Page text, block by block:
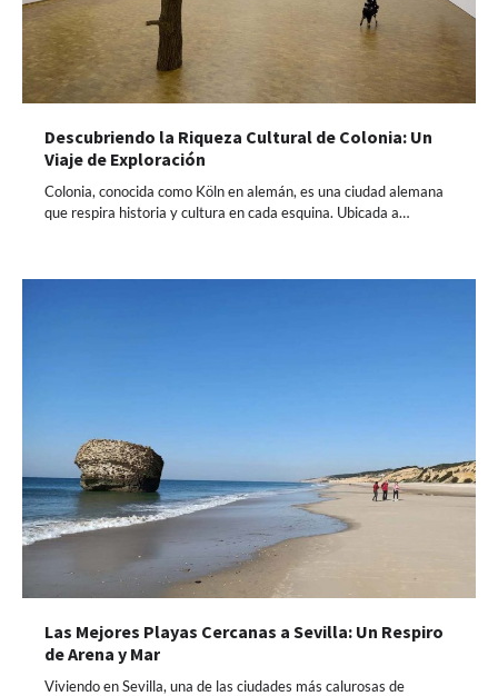
Descubriendo la Riqueza Cultural de Colonia: Un
Viaje de Exploración
Colonia, conocida como Köln en alemán, es una ciudad alemana
que respira historia y cultura en cada esquina. Ubicada a…
Las Mejores Playas Cercanas a Sevilla: Un Respiro
de Arena y Mar
Viviendo en Sevilla, una de las ciudades más calurosas de